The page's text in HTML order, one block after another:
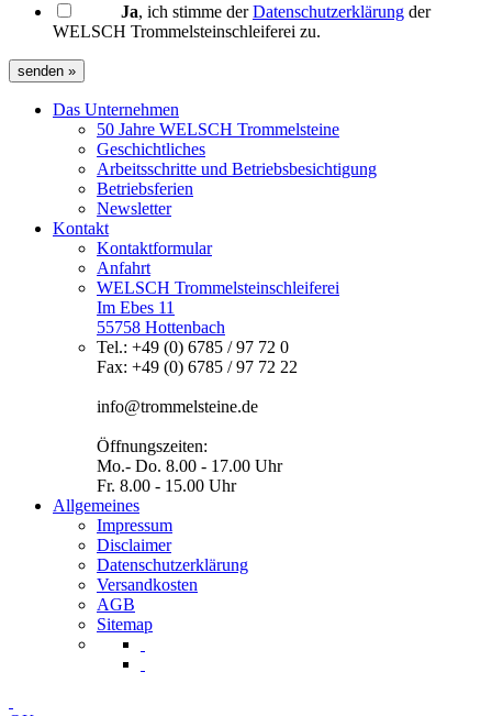
Ja, ich stimme derDatenschutzerklärung der
WELSCH Trommelsteinschleiferei zu.
senden »
Das Unternehmen
50 Jahre WELSCH Trommelsteine
Geschichtliches
Arbeitsschritte und Betriebsbesichtigung
Betriebsferien
Newsletter
Kontakt
Kontaktformular
Anfahrt
WELSCH Trommelsteinschleiferei
Im Ebes 11
55758 Hottenbach
Tel.: +49 (0) 6785 / 97 72 0
Fax: +49 (0) 6785 / 97 72 22
info@trommelsteine.de
Öffnungszeiten:
Mo.- Do. 8.00 - 17.00 Uhr
Fr. 8.00 - 15.00 Uhr
Allgemeines
Impressum
Disclaimer
Datenschutzerklärung
Versandkosten
AGB
Sitemap